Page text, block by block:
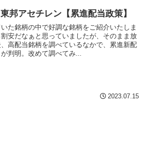
邦アセチレン【累進配当政策】
た銘柄の中で好調な銘柄をご紹介いたしま
安だなぁと思っていましたが、そのまま放
高配当銘柄を調べているなかで、累進新配
判明。改めて調べてみ...
2023.07.15